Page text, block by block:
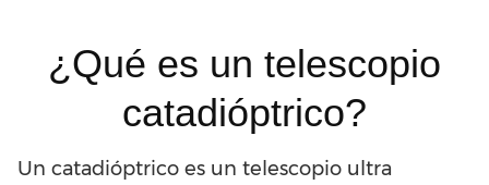
¿Qué es un telescopio
catadióptrico?
Un catadióptrico es un telescopio ultra